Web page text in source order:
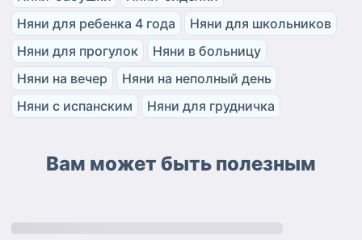
Няни для ребенка 4 года
Няни для школьников
Няни для прогулок
Няни в больницу
Няни на вечер
Няни на неполный день
Няни с испанским
Няни для грудничка
Вам может быть полезным